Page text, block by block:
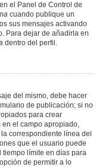
el Panel de Control de
cuando publique un
sus mensajes activando
Para dejar de añadirla en
dentro del perfil.
del mismo, debe hacer
de publicación; si no
para crear
en el campo apropiado,
correspondiente línea del
que el usuario puede
tiempo límite en días para
de permitir a lo